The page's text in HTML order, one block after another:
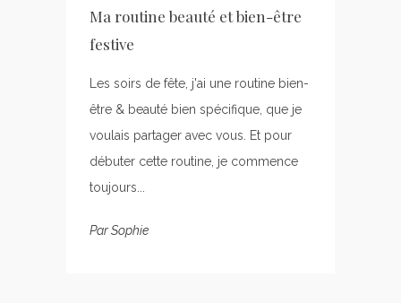
Ma routine beauté et bien-être
festive
Les soirs de fête, j'ai une routine bien-
être & beauté bien spécifique, que je
voulais partager avec vous. Et pour
débuter cette routine, je commence
toujours...
ParSophie